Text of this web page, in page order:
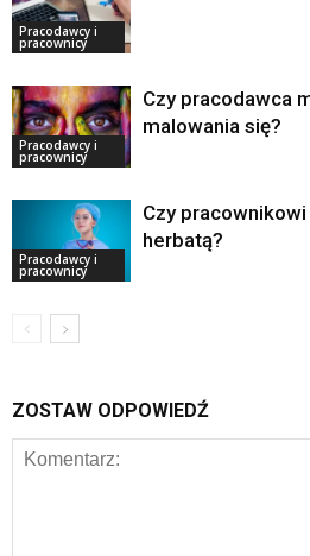
Pracodawcy i
pracownicy
Pracodawcy i
pracownicy
Czy pracodawca
malowania się?
Pracodawcy i
pracownicy
Czy
herbatą?
ZOSTAW ODPOWIEDŹ